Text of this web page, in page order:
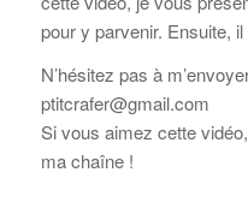
pour y parvenir. Ensuite, il
N’hésitez pas à
ptitcrafer@gmail.com
Si vous aimez cette
ma chaîne !